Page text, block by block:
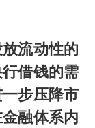
流动性的
借钱的需
步压降市
融体系内